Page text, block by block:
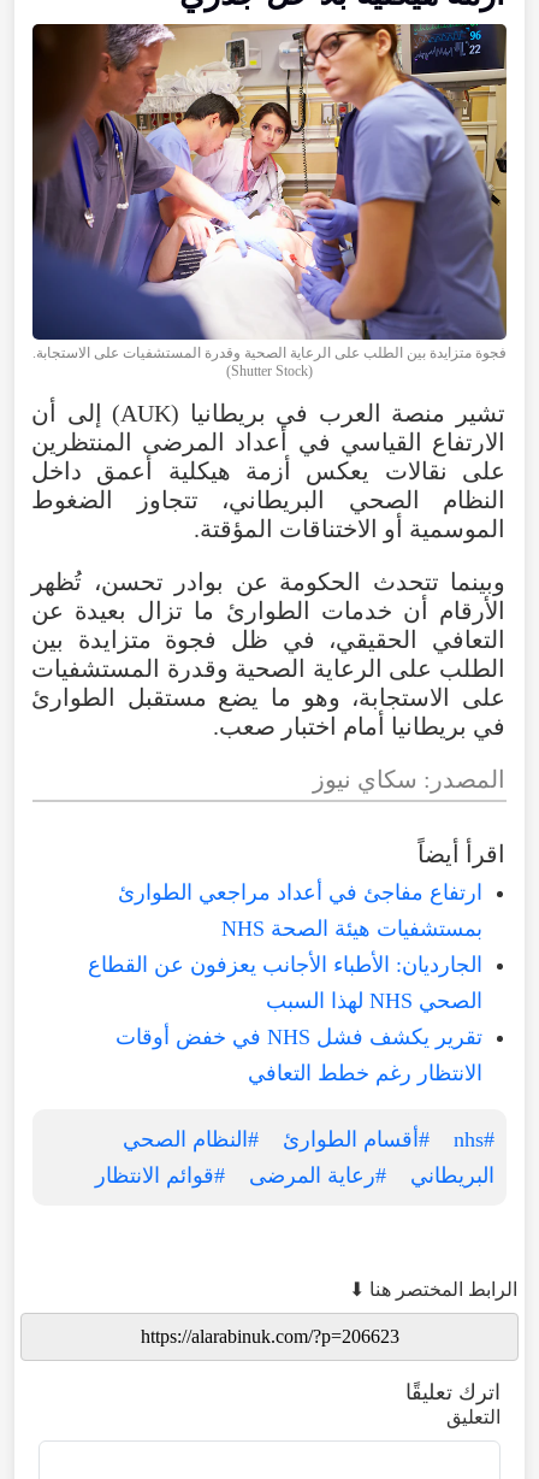
فجوة متزايدة بين الطلب على الرعاية الصحية وقدرة المستشفيات على الاستجابة.
(Shutter Stock)
تشير منصة العرب في بريطانيا (AUK) إلى أن
الارتفاع القياسي في أعداد المرضى المنتظرين
على نقالات يعكس أزمة هيكلية أعمق داخل
النظام الصحي البريطاني، تتجاوز الضغوط
الموسمية أو الاختناقات المؤقتة.
وبينما تتحدث الحكومة عن بوادر تحسن، تُظهر
الأرقام أن خدمات الطوارئ ما تزال بعيدة عن
التعافي الحقيقي، في ظل فجوة متزايدة بين
الطلب على الرعاية الصحية وقدرة المستشفيات
على الاستجابة، وهو ما يضع مستقبل الطوارئ
في بريطانيا أمام اختبار صعب.
المصدر: سكاي نيوز
اقرأ أيضاً
ارتفاع مفاجئ في أعداد مراجعي الطوارئ
بمستشفيات هيئة الصحة NHS
الجارديان: الأطباء الأجانب يعزفون عن القطاع
الصحي NHS لهذا السبب
تقرير يكشف فشل NHS في خفض أوقات
الانتظار رغم خطط التعافي
#nhs #أقسام الطوارئ
#النظام الصحي
البريطاني
#رعاية المرضى #قوائم الانتظار
الرابط المختصر هنا ⬇
اترك تعليقًا
التعليق